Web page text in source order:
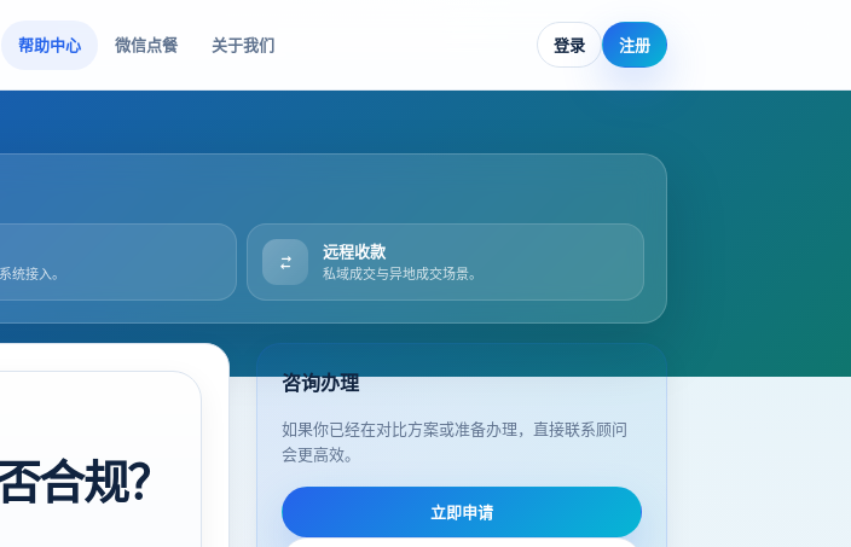
帮助中心 微信点餐 关于我们 登录 注册
统接入。
远程收款
私域成交与异地成交场景。
合规？
咨询办理
如果你已经在对比方案或准备办理，直接联系顾问
会更高效。
立即申请